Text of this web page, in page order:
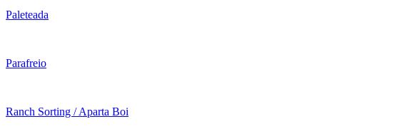
Paleteada
Parafreio
Ranch Sorting / Aparta Boi